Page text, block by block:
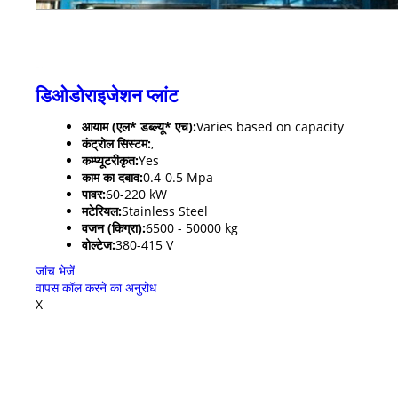
डिओडोराइजेशन प्लांट
आयाम (एल* डब्ल्यू* एच):Varies based on capacity
कंट्रोल सिस्टम:,
कम्प्यूटरीकृत:Yes
काम का दबाव:0.4-0.5 Mpa
पावर:60-220 kW
मटेरियल:Stainless Steel
वजन (किग्रा):6500 - 50000 kg
वोल्टेज:380-415 V
जांच भेजें
वापस कॉल करने का अनुरोध
X